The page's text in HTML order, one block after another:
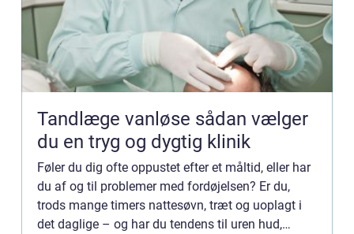
Tandlæge vanløse sådan vælger
du en tryg og dygtig klinik
Føler du dig ofte oppustet efter et måltid, eller har
du af og til problemer med fordøjelsen? Er du,
trods mange timers nattesøvn, træt og uoplagt i
det daglige – og har du tendens til uren hud,